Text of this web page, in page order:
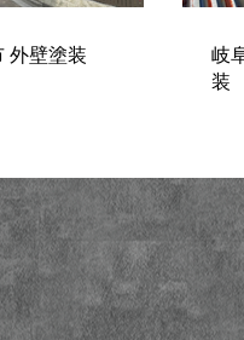
外壁塗装
岐
装